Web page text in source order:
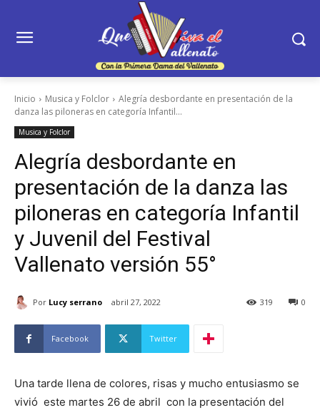
Inicio Musica y Folclor
Alegría desbordante en presentación de la
danza las piloneras en categoría Infantil...
Musica y Folclor
Alegría desbordante en
presentación de la danza las
piloneras en categoría Infantil
y Juvenil del Festival
Vallenato versión 55°
Por Lucy serrano abril 27, 2022 0
319
Facebook Twitter
Una tarde llena de colores, risas y mucho entusiasmo se
vivió este martes 26 de abril con la presentación del